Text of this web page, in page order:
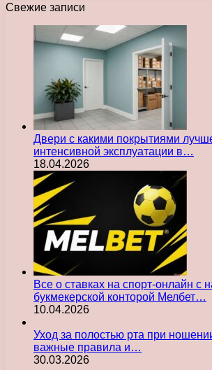
Свежие записи
Двери с какими покрытиями
интенсивной эксплуатации в…
18.04.2026
Все о ставках на спорт-онлайн с
букмекерской конторой Мелбет…
10.04.2026
Уход за полостью рта при
важные правила и…
30.03.2026